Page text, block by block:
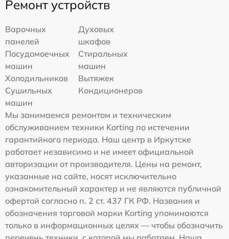
Ремонт устройств
Варочных
панелей
Духовых
шкафов
Посудомоечных
машин
Стиральных
машин
Холодильников
Вытяжек
Сушильных
машин
Кондиционеров
Мы занимаемся ремонтом и техническим
обслуживанием техники Korting по истечении
гарантийного периода. Наш центр в Иркутске
работает независимо и не имеет официальной
авторизации от производителя. Цены на ремонт,
указанные на сайте, носят исключительно
ознакомительный характер и не являются публичной
офертой согласно п. 2 ст. 437 ГК РФ. Названия и
обозначения торговой марки Korting упоминаются
только в информационных целях — чтобы обозначить